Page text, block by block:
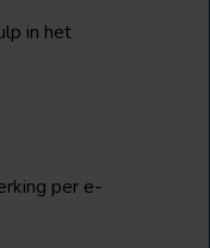
in het
per e-